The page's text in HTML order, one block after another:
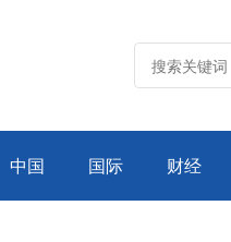
中国 国际 财经